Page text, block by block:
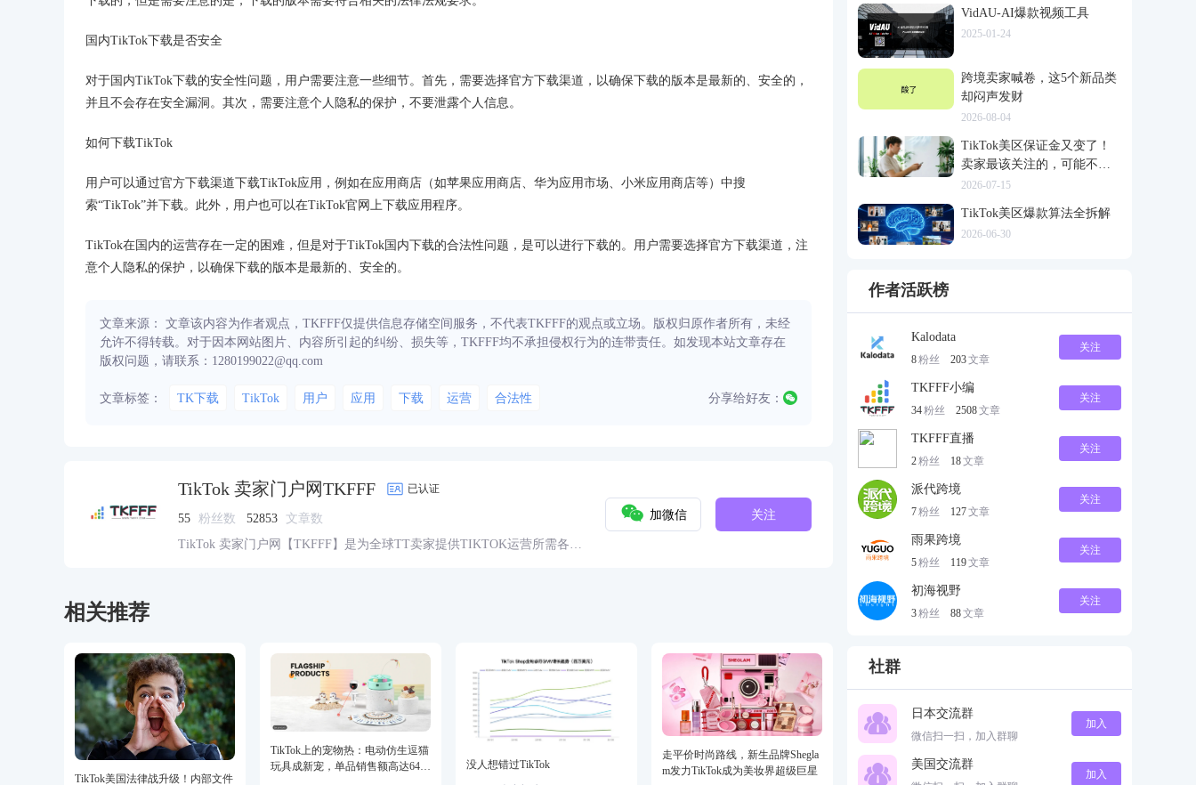
国内TikTok下载是否安全
对于国内TikTok下载的安全性问题，用户需要注意一些细节。首先，需要选择官方下载渠道，以确保下载的版本是最新的、安全的，
并且不会存在安全漏洞。其次，需要注意个人隐私的保护，不要泄露个人信息。
如何下载TikTok
用户可以通过官方下载渠道下载TikTok应用，例如在应用商店（如苹果应用商店、华为应用市场、小米应用商店等）中搜
索“TikTok”并下载。此外，用户也可以在TikTok官网上下载应用程序。
TikTok在国内的运营存在一定的困难，但是对于TikTok国内下载的合法性问题，是可以进行下载的。用户需要选择官方下载渠道，注
意个人隐私的保护，以确保下载的版本是最新的、安全的。
文章来源： 文章该内容为作者观点，TKFFF仅提供信息存储空间服务，不代表TKFFF的观点或立场。版权归原作者所有，未经
允许不得转载。对于因本网站图片、内容所引起的纠纷、损失等，TKFFF均不承担侵权行为的连带责任。如发现本站文章存在
版权问题，请联系：1280199022@qq.com
文章标签： TK下载 TikTok 用户 应用 下载 运营 合法性 分享给好友：
TikTok 卖家门户网TKFFF 已认证
55 粉丝数 52853
文章数
TikTok 卖家门户网【TKFFF】是为全球TT卖家提供TIKTOK运营所需各种
加微信 关注
相关推荐
TikTok美国法律战升级！内部文件
TikTok上的宠物热：电动仿生逗猫
玩具成新宠，单品销售额高达64万
没人想错过TikTok
走平价时尚路线，新生品牌Shegla
m发力TikTok成为美妆界超级巨星
VidAU-AI爆款视频工具
2025-01-24
跨境卖家喊卷，这5个新品类
却闷声发财
2026-08-04
TikTok美区保证金又变了！
卖家最该关注的，可能不是
多交钱
2026-07-15
TikTok美区爆款算法全拆解
2026-06-30
作者活跃榜
Kalodata
8粉丝 203文章
关注
TKFFF小编
34粉丝 2508文章
关注
TKFFF直播
2粉丝 18文章
关注
派代跨境
7粉丝 127文章
关注
雨果跨境
5粉丝 119文章
关注
初海视野
3粉丝 88文章
关注
社群
日本交流群
微信扫一扫，加入群聊
加入
美国交流群
加入